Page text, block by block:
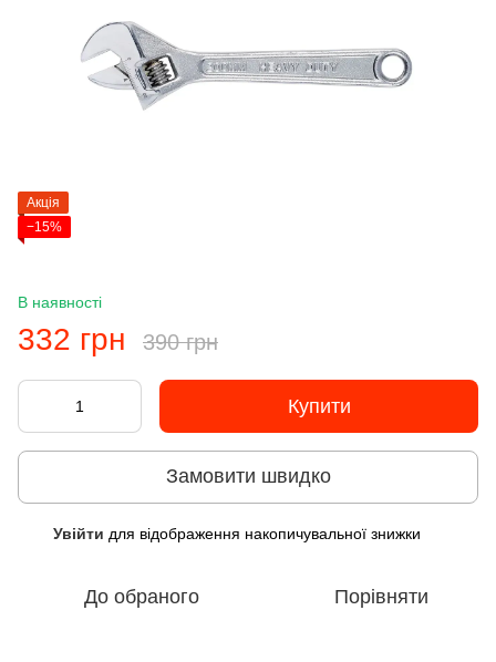
Акція
−15%
В наявності
332 грн 390 грн
Купити
Замовити швидко
Увійти для відображення накопичувальної знижки
До обраного Порівняти